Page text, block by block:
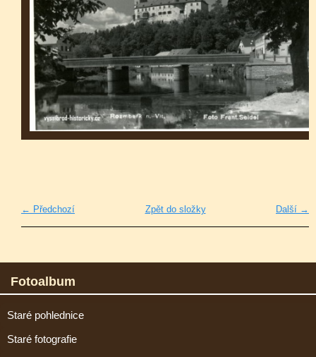
← Předchozí Další →
Zpět do složky
Fotoalbum
Staré pohlednice
Staré fotografie